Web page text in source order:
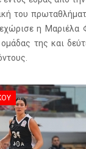
του
η Μαριέλα
της και